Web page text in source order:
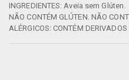
INGREDIENTES: Aveia sem Glúten.
NÃO CONTÉM GLÚTEN. NÃO
ALÉRGICOS: CONTÉM